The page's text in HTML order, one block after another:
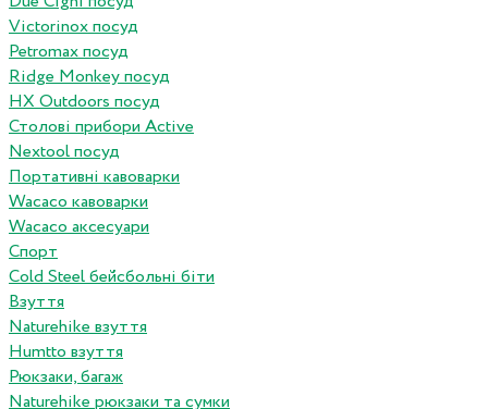
Victorinox посуд
Petromax посуд
Ridge Monkey посуд
HX Outdoors посуд
Столові прибори Active
Nextool посуд
Портативні кавоварки
Wacaco кавоварки
Wacaco аксесуари
Спорт
Cold Steel бейсбольні біти
Взуття
Naturehike взуття
Humtto взуття
Рюкзаки, багаж
Naturehike рюкзаки та сумки